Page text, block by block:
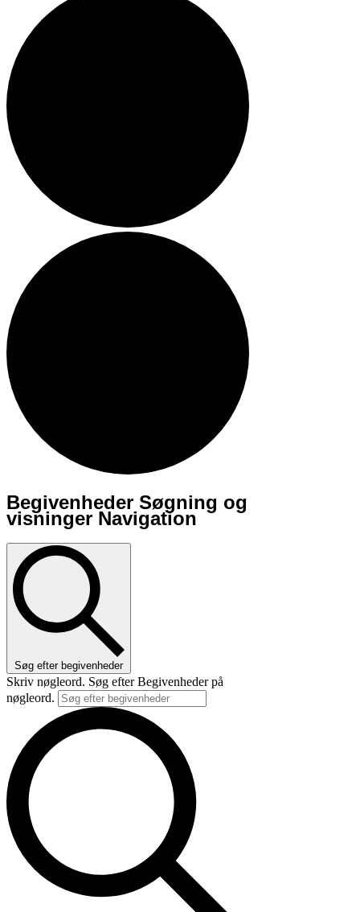
Begivenheder
Begivenheder Søgning og
visninger Navigation
Søg efter begivenheder
Skriv nøgleord. Søg efter Begivenheder på
nøgleord.